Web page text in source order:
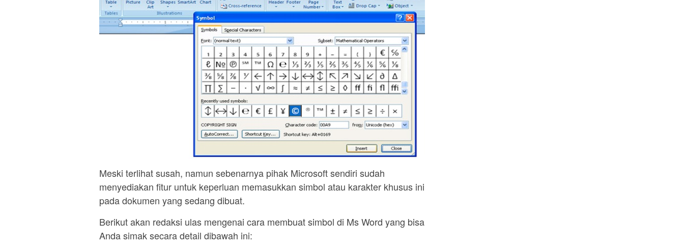
Meski terlihat susah, namun sebenarnya pihak Microsoft sendiri sudah
menyediakan fitur untuk keperluan memasukkan simbol atau karakter khusus ini
pada dokumen yang sedang dibuat.
Berikut akan redaksi ulas mengenai cara membuat simbol di Ms Word yang bisa
Anda simak secara detail dibawah ini: